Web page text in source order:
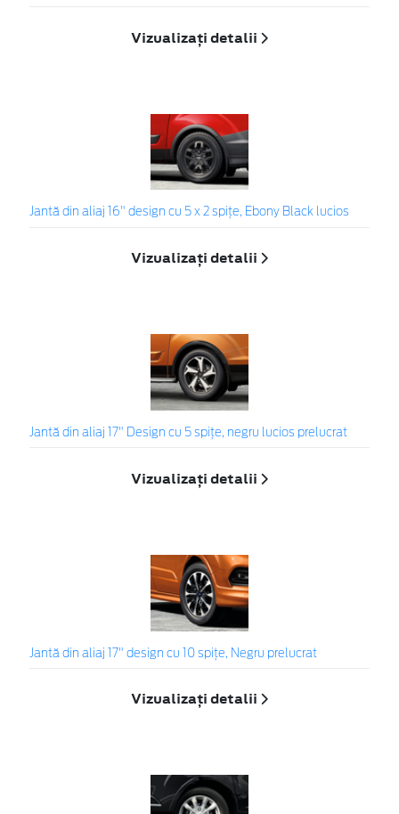
Vizualizați detalii
Jantă din aliaj 16" design cu 5 x 2 spițe, Ebony Black lucios
Vizualizați detalii
Jantă din aliaj 17" Design cu 5 spiţe, negru lucios prelucrat
Vizualizați detalii
Jantă din aliaj 17" design cu 10 spițe, Negru prelucrat
Vizualizați detalii